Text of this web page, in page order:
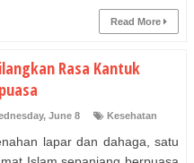
Read More
Rasa Kantuk
June 8 Kesehatan
lapar dan dahaga, satu